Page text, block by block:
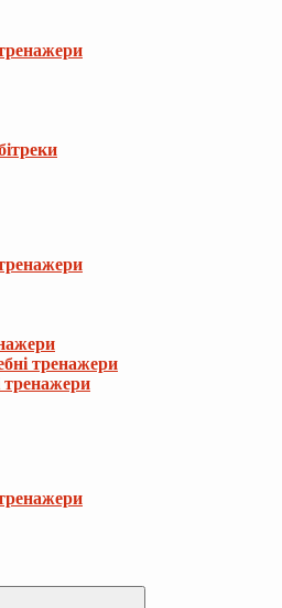
тренажери
тренажери